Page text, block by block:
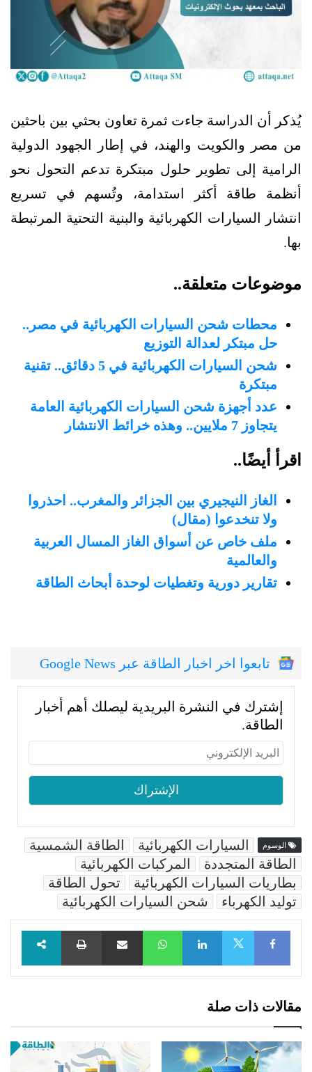
يُذكر أن الدراسة جاءت ثمرة تعاون بحثي بين باحثين
من مصر والكويت والهند، في إطار الجهود الدولية
الرامية إلى تطوير حلول مبتكرة تدعم التحول نحو
أنظمة طاقة أكثر استدامة، وتُسهم في تسريع
انتشار السيارات الكهربائية والبنية التحتية المرتبطة
بها.
موضوعات متعلقة..
محطات شحن السيارات الكهربائية في مصر..
حل مبتكر لعدالة التوزيع
شحن السيارات الكهربائية في 5 دقائق.. تقنية
مبتكرة
عدد أجهزة شحن السيارات الكهربائية العامة
يتجاوز 7 ملايين.. وهذه خرائط الانتشار
اقرأ أيضًا..
الغاز النيجيري بين الجزائر والمغرب.. احذروا
ولا تنخدعوا (مقال)
ملف خاص عن أسواق الغاز المسال العربية
والعالمية
تقارير دورية وتغطيات لوحدة أبحاث الطاقة
تابعوا اخر اخبار الطاقة عبر Google News
إشترك في النشرة البريدية ليصلك أهم أخبار
الطاقة.
الوسوم السيارات الكهربائية
الطاقة الشمسية
الطاقة المتجددة
المركبات الكهربائية
بطاريات السيارات الكهربائية
تحول الطاقة
توليد الكهرباء
شحن السيارات الكهربائية
Facebook
LinkedIn
WhatsAppمشاركة عبر البريد طباعة
مقالات ذات صلة